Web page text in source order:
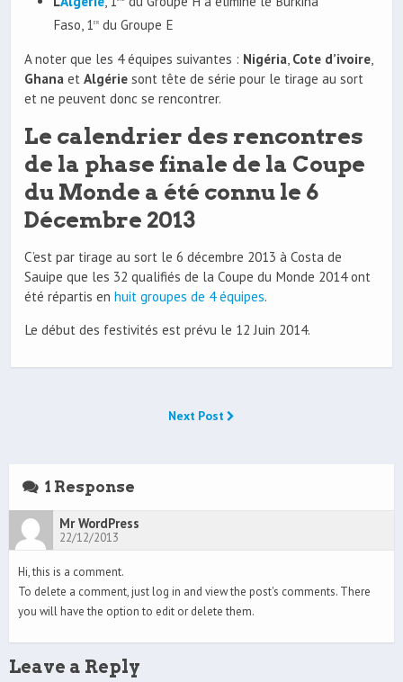
Faso, 1erdu Groupe E
A noter que les 4 équipes suivantes : Nigéria Cote d’ivoire
Ghana et Algérie sont tête de série pour le tirage au sort
et ne peuvent donc se rencontrer.
Le calendrier des rencontres
de la phase finale de la Coupe
du Monde a été connu le 6
Décembre 2013
C’est par tirage au sort le 6 décembre 2013 à Costa de
Sauipe que les 32 qualifiés de la Coupe du Monde 2014 ont
été répartis en huit groupes de 4 équipes.
Le début des festivités est prévu le 12 Juin 2014.
Next Post
1 Response
Mr WordPress
22/12/2013
Hi, this is a comment.
To delete a comment, just log in and view the post's comments. There
you will have the option to edit or delete them.
Leave a Reply